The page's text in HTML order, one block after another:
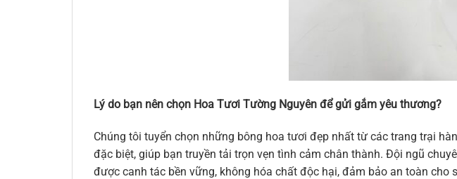
Lý do bạn nên chọn Hoa Tươi Tường Nguyên để gửi gắm yêu thương?
Chúng tôi tuyển chọn những bông hoa tươi đẹp nhất từ các trang trại
đặc biệt, giúp bạn truyền tải trọn vẹn tình cảm chân thành. Đội ngũ
được canh tác bền vững, không hóa chất độc hại, đảm bảo an toàn